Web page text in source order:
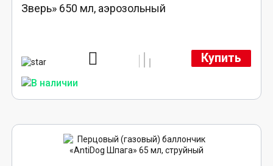
Зверь» 650 мл, аэрозольный
Купить